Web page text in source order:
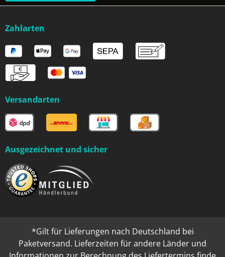
Zahlarten
Versandarten
Ausgezeichnet und sicher
*Gilt für Lieferungen nach Deutschland bei
Paketversand. Lieferzeiten für andere Länder und